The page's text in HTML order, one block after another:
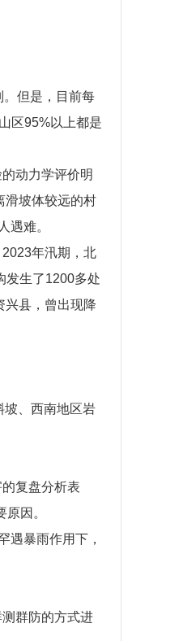
但是，目前每
区95%以上都是
动力学评价明
滑坡体较远的村
遇难。
年汛期，北
发生了1200多处
兴县，曾出现降
坡、西南地区岩
复盘分析表
因。
遇暴雨作用下，
群防的方式进